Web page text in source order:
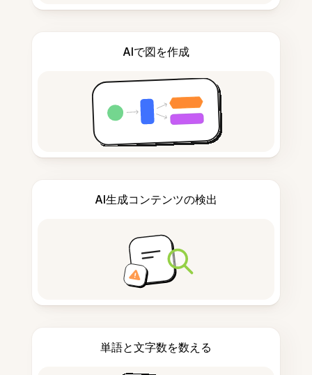
AIで図を作成
AI生成コンテンツの検出
単語と文字数を数える